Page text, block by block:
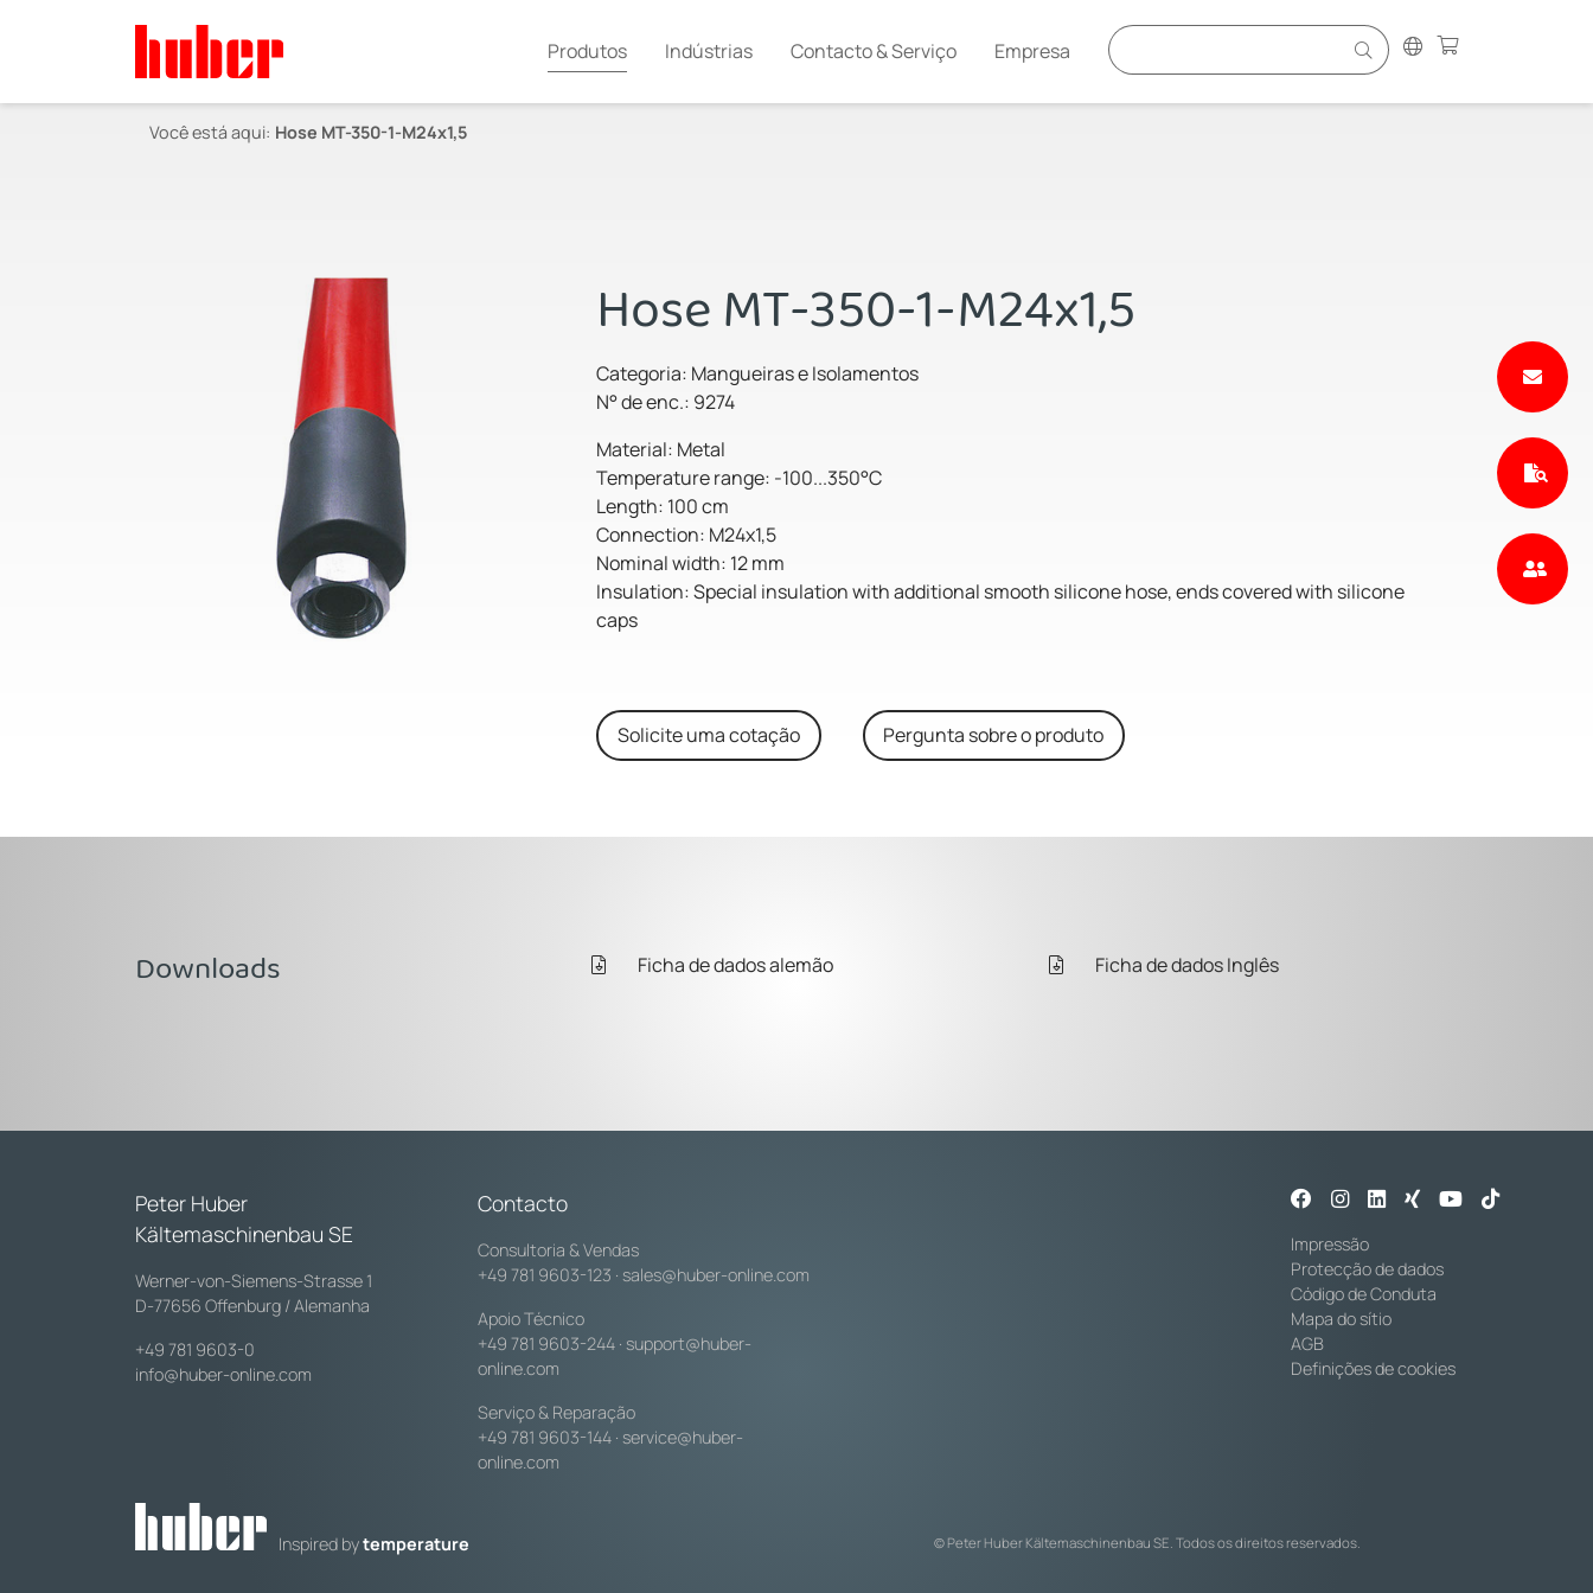
Produtos Indústrias Contacto & Serviço Empresa
Você está aqui: Hose MT-350-1-M24x1,5
Hose MT-350-1-M24x1,5
Categoria: Mangueiras e Isolamentos
N° de enc.: 9274
Material: Metal
Temperature range: -100...350°C
Length: 100 cm
Connection: M24x1,5
Nominal width: 12 mm
Insulation: Special insulation with additional smooth silicone hose, ends covered with silicone
caps
Solicite uma cotação Pergunta sobre o produto
Downloads Ficha de dados alemão Ficha de dados Inglês
Peter Huber
Kältemaschinenbau SE
Werner-von-Siemens-Strasse 1
D-77656 Offenburg / Alemanha
+49 781 9603-0
info@huber-online.com
Contacto
Consultoria & Vendas
+49 781 9603-123 · sales@huber-online.com
Apoio Técnico
+49 781 9603-244 · support@huber-
online.com
Serviço & Reparação
+49 781 9603-144 · service@huber-
online.com
Impressão
Protecção de dados
Código de Conduta
Mapa do sítio
AGB
Definições de cookies
Inspired bytemperature © Peter Huber Kältemaschinenbau SE. Todos os direitos reservados.